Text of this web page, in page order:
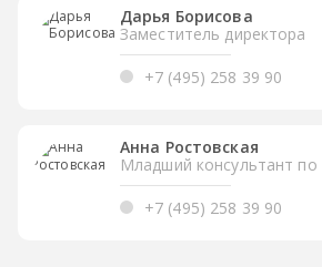
Дарья Борисова
Заместитель директора
+7 (495) 258 39 90
Анна Ростовская
Младший консультант
+7 (495) 258 39 90